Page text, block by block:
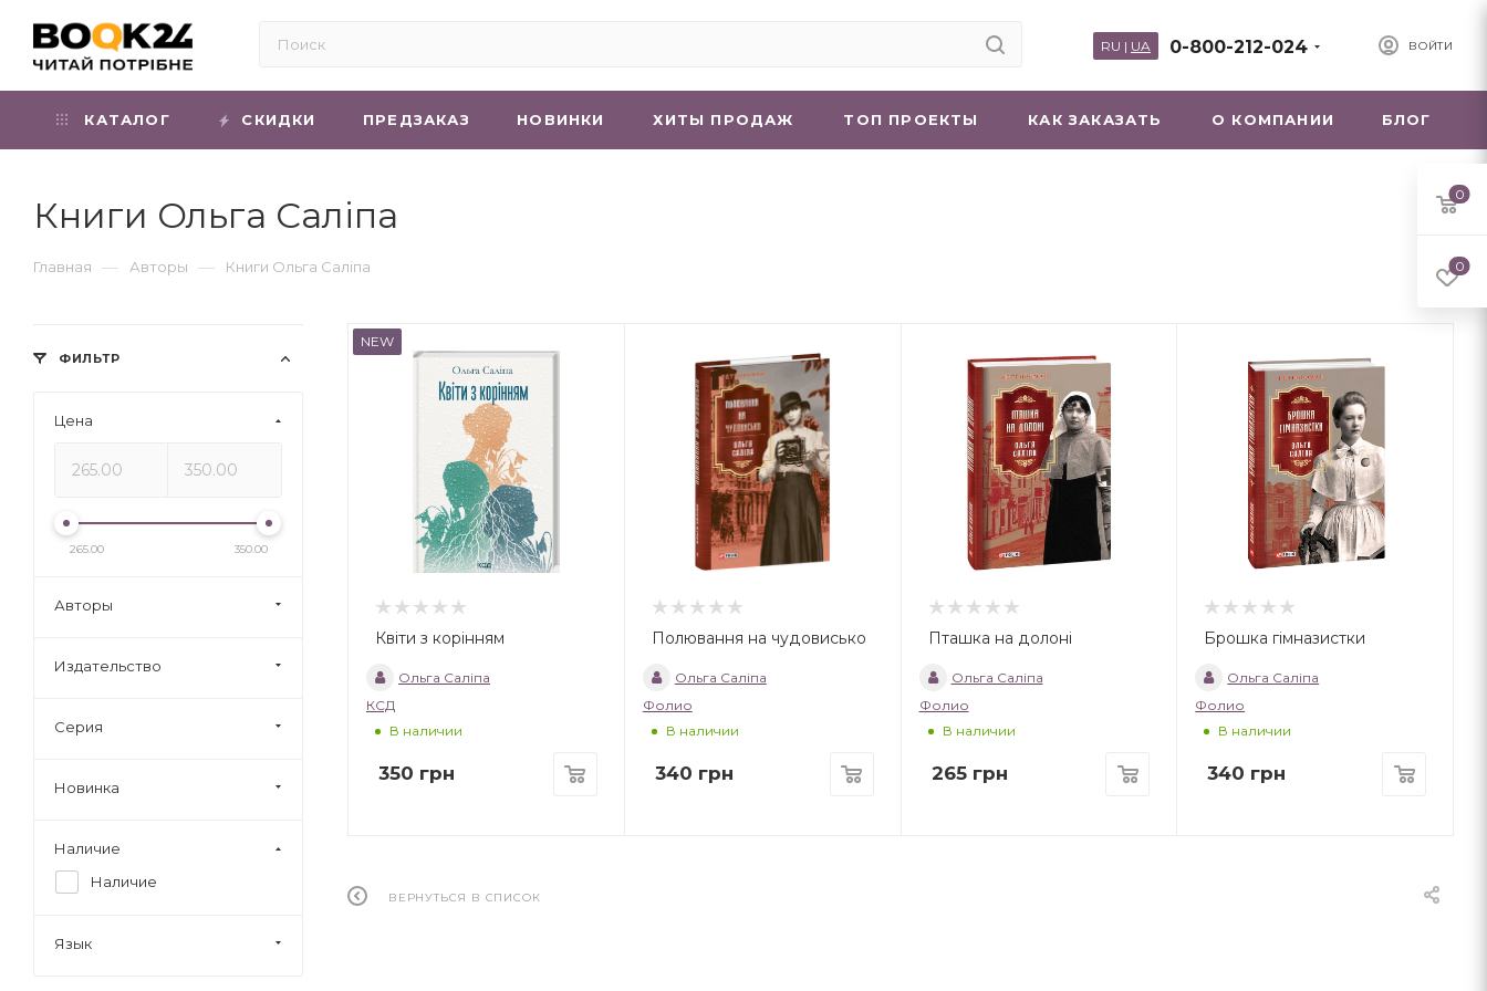
ВОЙТИ
0-800-212-024
RU | UA
КАТАЛОГ СКИДКИ ПРЕДЗАКАЗ НОВИНКИ ХИТЫ ПРОДАЖ ТОП ПРОЕКТЫ КАК ЗАКАЗАТЬ О КОМПАНИИ БЛОГ
Книги Ольга Саліпа
Главная — Авторы — Книги Ольга Саліпа
NEW
Квіти з корінням
Ольга Саліпа
КСД
В наличии
350 грн
Полювання на чудовисько
Ольга Саліпа
Фолио
В наличии
340 грн
Пташка на долоні
Ольга Саліпа
Фолио
В наличии
265грн
Брошка гімназистки
Ольга Саліпа
Фолио
В наличии
340 грн
ВЕРНУТЬСЯ В СПИСОК
ФИЛЬТР
Цена
265.00 350.00
Авторы
Издательство
Серия
Новинка
Наличие
Наличие
Язык
0
0